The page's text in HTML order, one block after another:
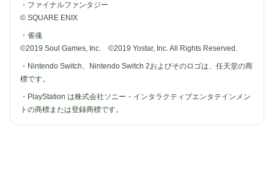
・ファイナルファンタジー
© SQUARE ENIX
・雀魂
©2019 Soul Games, Inc. ©2019 Yostar, Inc. All Rights Reserved.
・Nintendo Switch、Nintendo Switch 2およびそのロゴは、任天堂の商
標です。
・PlayStation は株式会社ソニー・インタラクティブエンタテインメン
トの商標または登録商標です。